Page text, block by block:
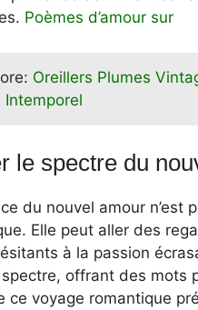
Poèmes d’amour sur
Oreillers Plumes
Intemporel
le spectre du
du nouvel amour n’est
Elle peut aller des
à la passion
offrant des mots
ce voyage romantique